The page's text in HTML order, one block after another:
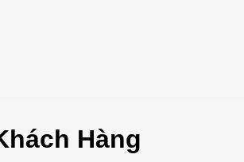
Hàng